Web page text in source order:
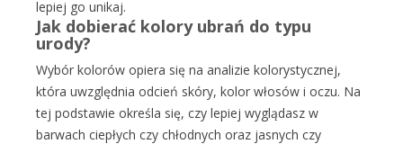
lepiej go unikaj.
Jak dobierać kolory ubrań do typu
urody?
Wybór kolorów opiera się na analizie kolorystycznej,
która uwzględnia odcień skóry, kolor włosów i oczu. Na
tej podstawie określa się, czy lepiej wyglądasz w
barwach ciepłych czy chłodnych oraz jasnych czy